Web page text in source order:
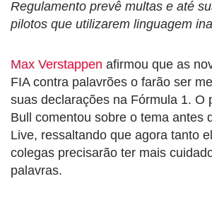
Regulamento prevê multas e até
pilotos que utilizarem linguagem
Max Verstappen afirmou que as
FIA contra palavrões o farão ser
suas declarações na Fórmula 1. O
Bull comentou sobre o tema antes
Live, ressaltando que agora tanto
colegas precisarão ter mais
palavras.